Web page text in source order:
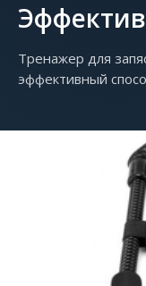
Тренажер для
эффективный